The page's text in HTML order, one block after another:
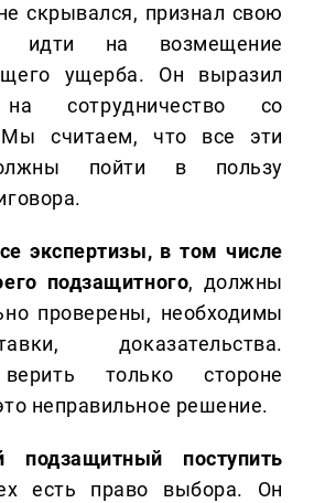
скрывался, признал свою
идти на возмещение
ущерба. Он выразил
на сотрудничество со
Мы считаем, что все эти
пойти в пользу
экспертизы, в том числе
подзащитного, должны
проверены, необходимы
доказательства.
верить только стороне
неправильное решение.
поступить
есть право выбора. Он